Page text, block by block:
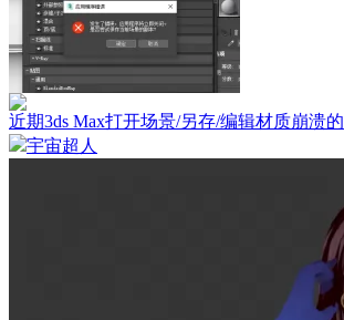
近期3ds Max打开场景/另存/编辑材质崩溃的
宇宙超人